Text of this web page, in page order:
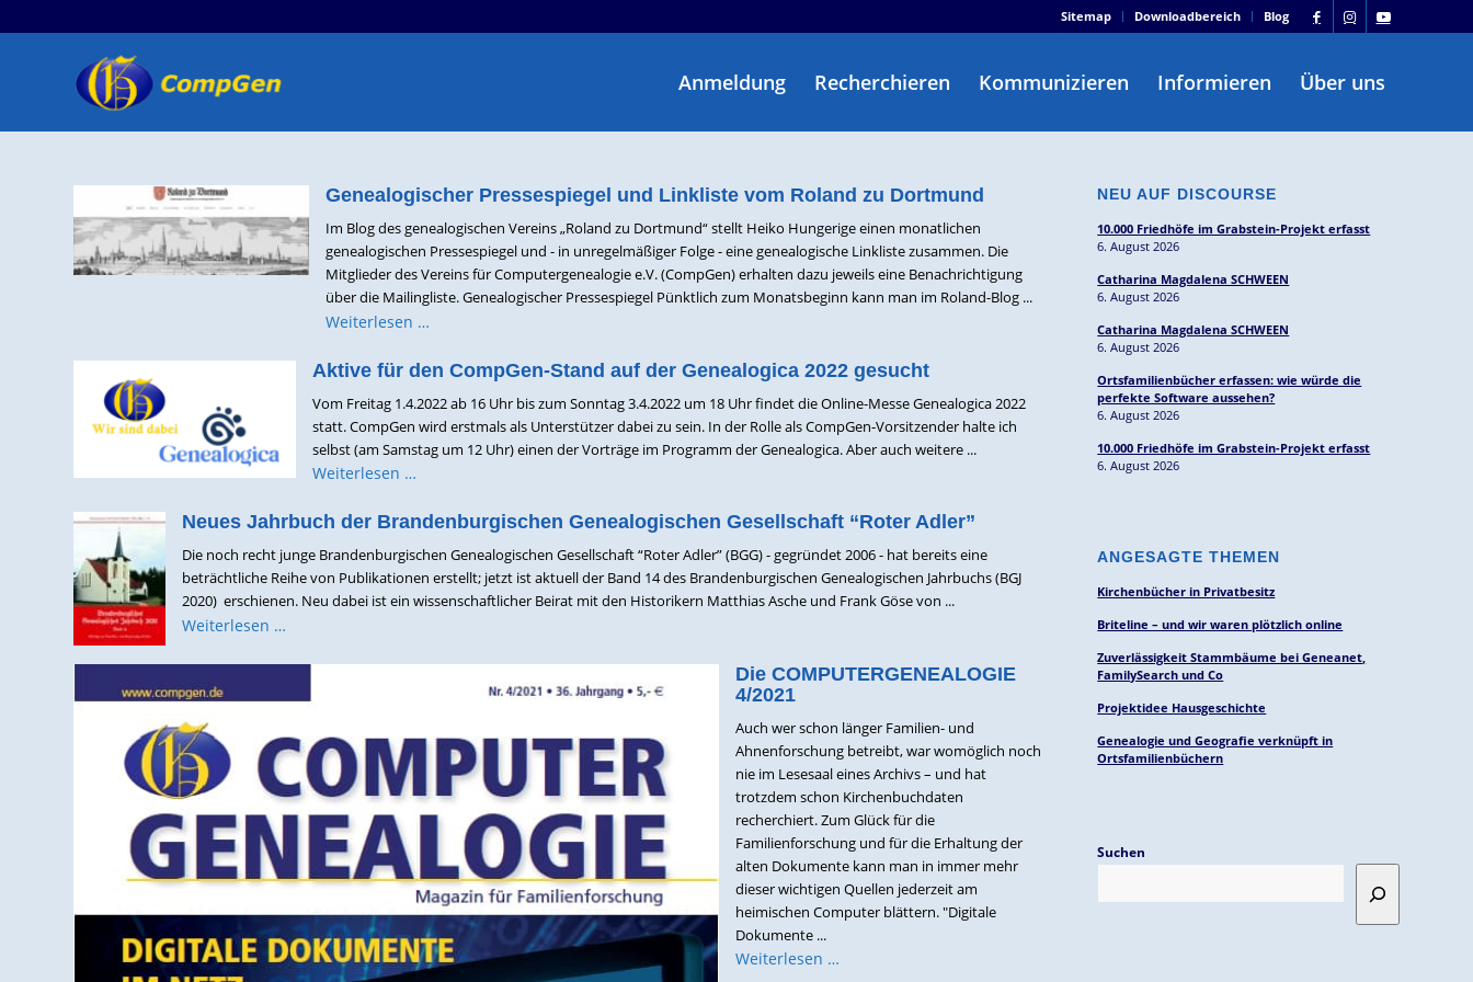
Sitemap Downloadbereich Blog
Anmeldung Recherchieren Kommunizieren Informieren Über uns
Genealogischer Pressespiegel und Linkliste vom Roland zu Dortmund
Im Blog des genealogischen Vereins „Roland zu Dortmund“ stellt Heiko Hungerige einen monatlichen
genealogischen Pressespiegel und - in unregelmäßiger Folge - eine genealogische Linkliste zusammen. Die
Mitglieder des Vereins für Computergenealogie e.V. (CompGen) erhalten dazu jeweils eine Benachrichtigung
über die Mailingliste. Genealogischer Pressespiegel Pünktlich zum Monatsbeginn kann man im Roland-Blog ...
Weiterlesen …
Aktive für den CompGen-Stand auf der Genealogica 2022 gesucht
Vom Freitag 1.4.2022 ab 16 Uhr bis zum Sonntag 3.4.2022 um 18 Uhr findet die Online-Messe Genealogica 2022
statt. CompGen wird erstmals als Unterstützer dabei zu sein. In der Rolle als CompGen-Vorsitzender halte ich
selbst (am Samstag um 12 Uhr) einen der Vorträge im Programm der Genealogica. Aber auch weitere ...
Weiterlesen …
Neues Jahrbuch der Brandenburgischen Genealogischen Gesellschaft “Roter Adler”
Die noch recht junge Brandenburgischen Genealogischen Gesellschaft “Roter Adler” (BGG) - gegründet 2006 - hat bereits eine
beträchtliche Reihe von Publikationen erstellt; jetzt ist aktuell der Band 14 des Brandenburgischen Genealogischen Jahrbuchs (BGJ
2020) erschienen. Neu dabei ist ein wissenschaftlicher Beirat mit den Historikern Matthias Asche und Frank Göse von ...
Weiterlesen …
Die COMPUTERGENEALOGIE
4/2021
Auch wer schon länger Familien- und
Ahnenforschung betreibt, war womöglich noch
nie im Lesesaal eines Archivs – und hat
trotzdem schon Kirchenbuchdaten
recherchiert. Zum Glück für die
Familienforschung und für die Erhaltung der
alten Dokumente kann man in immer mehr
dieser wichtigen Quellen jederzeit am
heimischen Computer blättern. "Digitale
Dokumente ...
Weiterlesen …
NEU AUF DISCOURSE
10.000 Friedhöfe im Grabstein-Projekt erfasst
6. August 2026
Catharina Magdalena SCHWEEN
6. August 2026
Catharina Magdalena SCHWEEN
6. August 2026
Ortsfamilienbücher erfassen: wie würde die
perfekte Software aussehen?
6. August 2026
10.000 Friedhöfe im Grabstein-Projekt erfasst
6. August 2026
ANGESAGTE THEMEN
Kirchenbücher in Privatbesitz
Briteline – und wir waren plötzlich online
Zuverlässigkeit Stammbäume bei Geneanet,
FamilySearch und Co
Projektidee Hausgeschichte
Genealogie und Geografie verknüpft in
Ortsfamilienbüchern
Suchen